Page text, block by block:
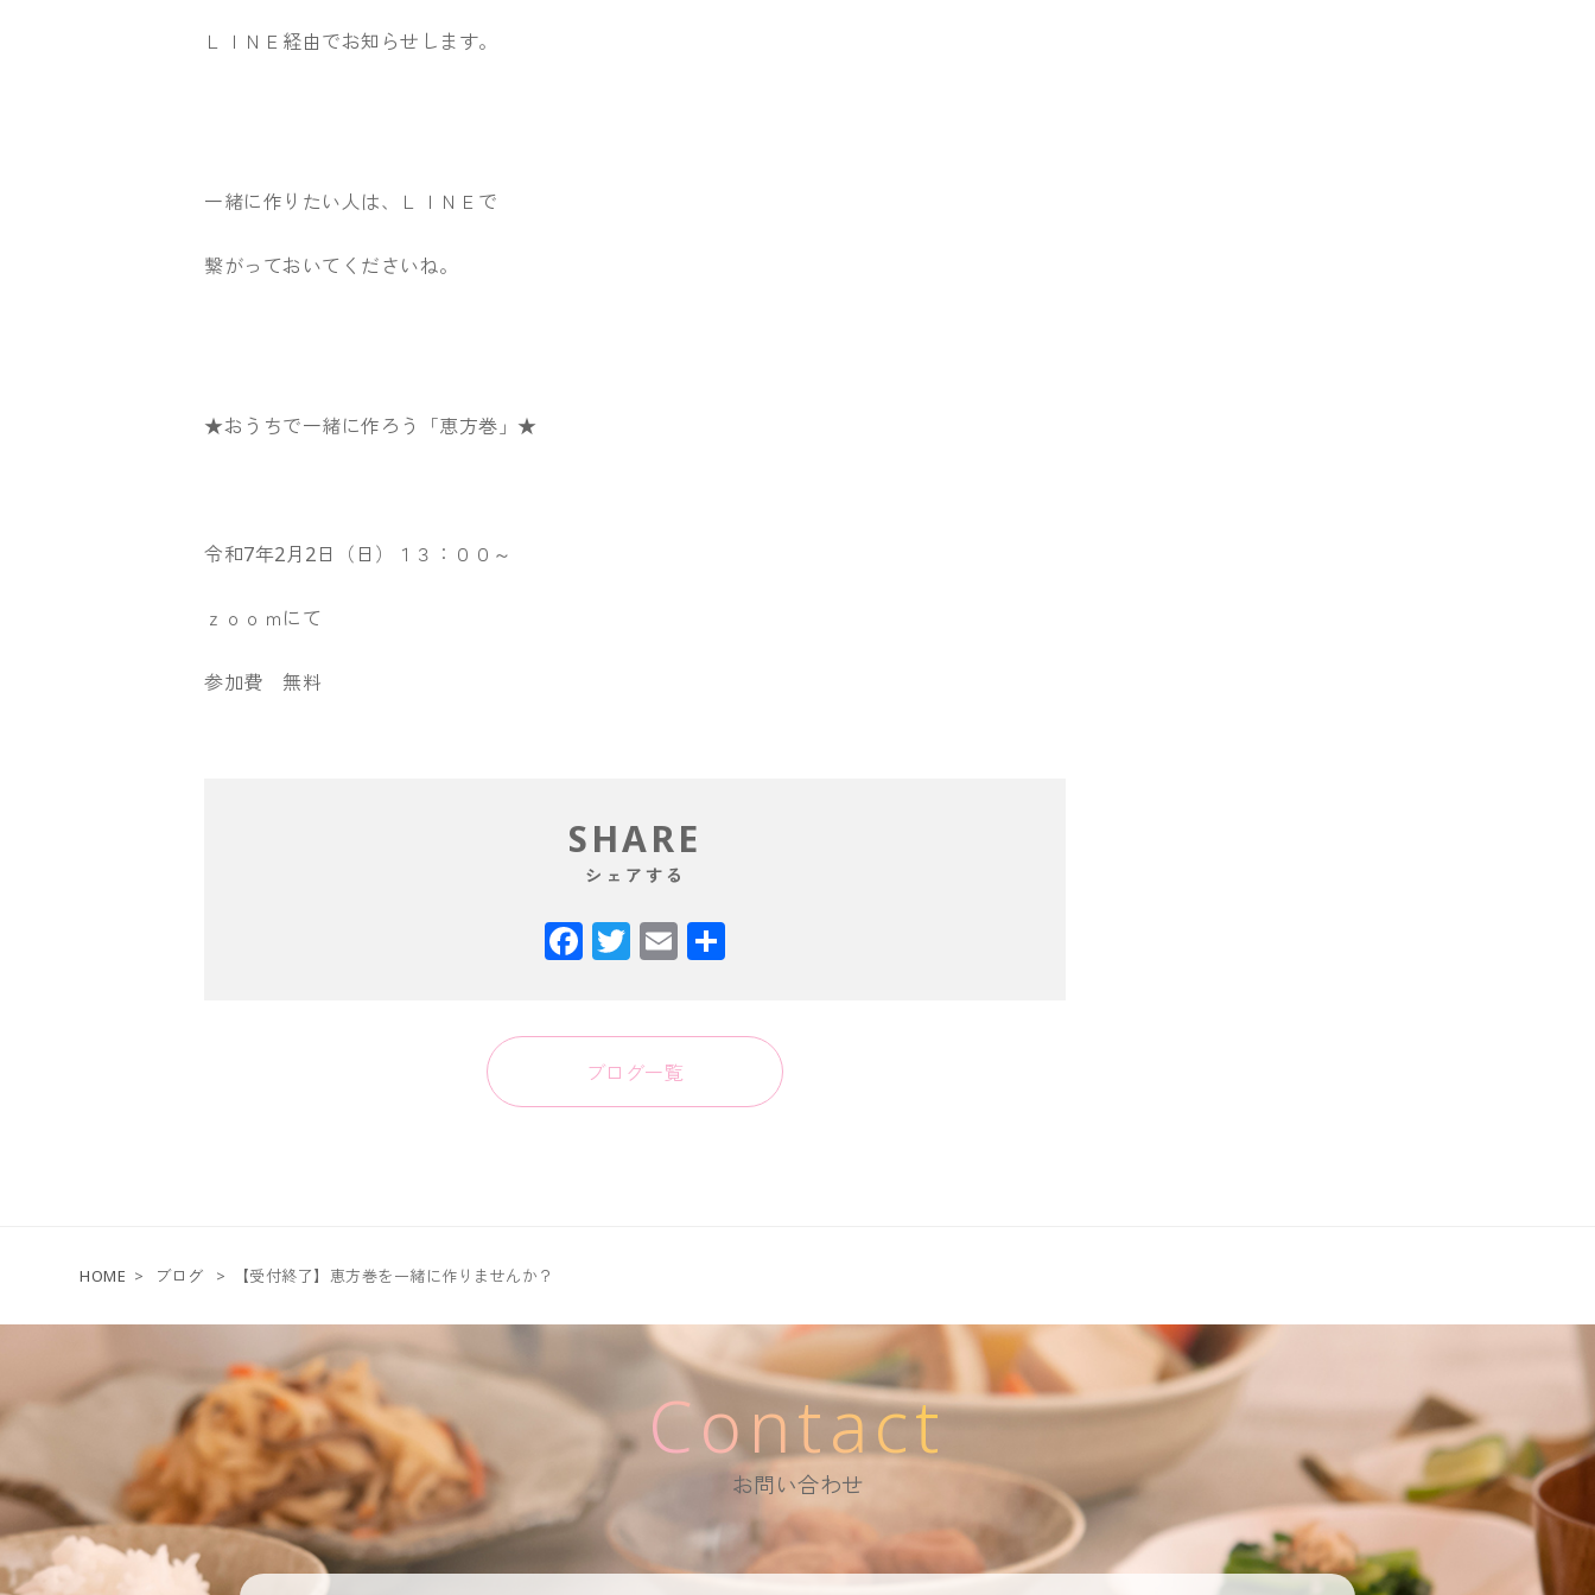
ＬＩＮＥ経由でお知らせします。
一緒に作りたい人は、ＬＩＮＥで
繋がっておいてくださいね。
★おうちで一緒に作ろう「恵方巻」★
令和7年2月2日（日）１３：００～
ｚｏｏｍにて
参加費 無料
SHARE
シェアする
ブログ一覧
HOME > ブログ > 【受付終了】恵方巻を一緒に作りませんか？
Contact
お問い合わせ